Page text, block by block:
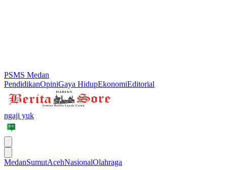
PSMS Medan
PendidikanOpiniGaya HidupEkonomiEditorial
ngaji yuk
MedanSumutAcehNasionalOlahraga